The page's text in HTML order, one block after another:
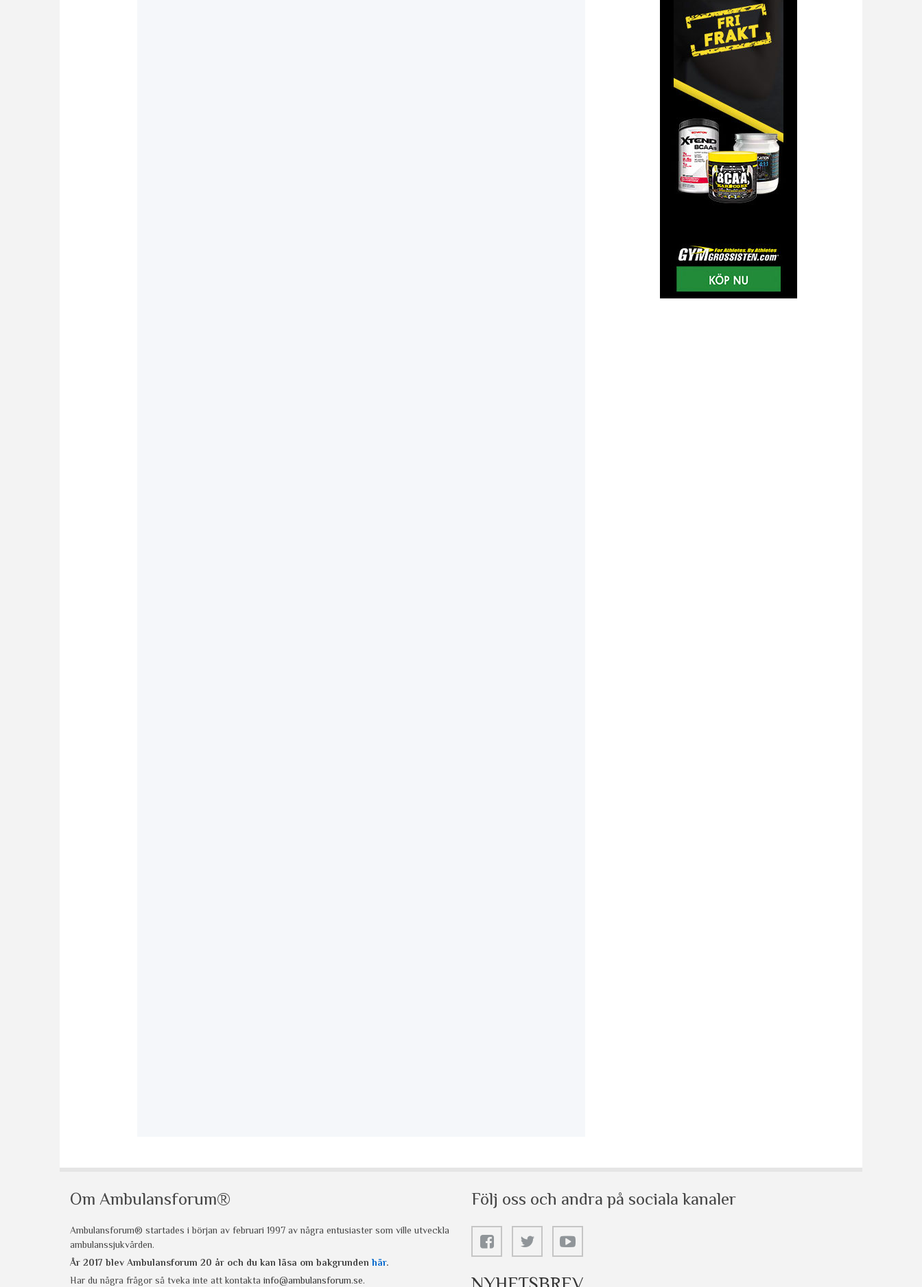
Om Ambulansforum®
Ambulansforum® startades i början av februari 1997 av några entusiaster som ville utveckla
ambulanssjukvården.
År 2017 blev Ambulansforum 20 år och du kan läsa om bakgrunden här.
Har du några frågor så tveka inte att kontakta info@ambulansforum.se.
Följ oss och andra på sociala kanaler